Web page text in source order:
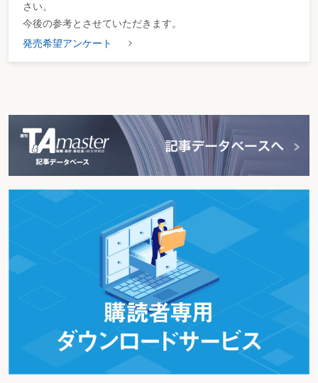
さい。
今後の参考とさせていただきます。
発売希望アンケート